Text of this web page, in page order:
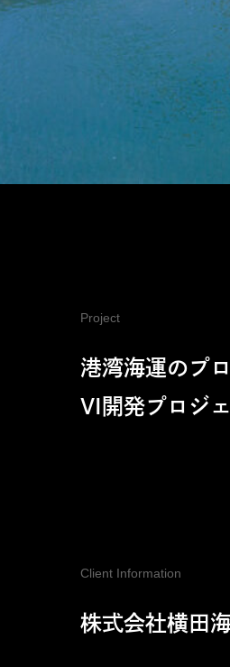
Project
港湾海運のプ
VI開発プロジェ
Client Information
株式会社横田